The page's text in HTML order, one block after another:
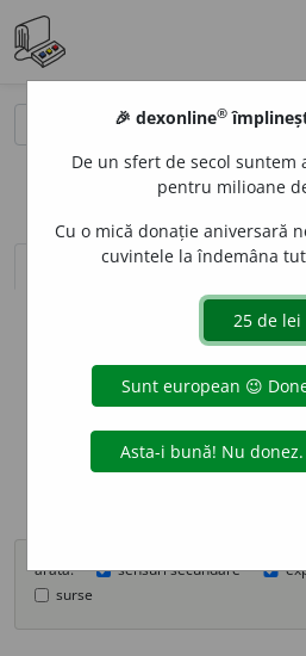
sinteza definițiilor (1) definiții
info
Aceste definiții
echipa dexonline.
originale se află
preferințe
arată: sensuri secundare
surse
🎉 dexonline®
De un sfert de secol suntem
pentru milioane
Cu o mică donație aniversară
cuvintele la îndemâna